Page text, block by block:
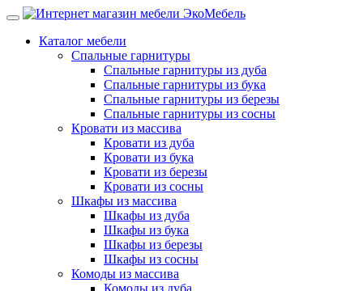
Каталог мебели
Спальные гарнитуры
Спальные гарнитуры из дуба
Спальные гарнитуры из бука
Спальные гарнитуры из березы
Спальные гарнитуры из сосны
Кровати из массива
Кровати из дуба
Кровати из бука
Кровати из березы
Кровати из сосны
Шкафы из массива
Шкафы из дуба
Шкафы из бука
Шкафы из березы
Шкафы из сосны
Комоды из массива
Комоды из дуба